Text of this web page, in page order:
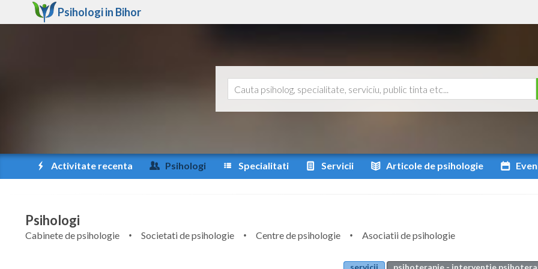
Psihologi in Bihor
Activitate recenta Psihologi Specialitati Servicii Articole de psihologie
Psihologi
Cabinete de psihologie Societati de psihologie Centre de psihologie
Asociatii de psihologie
servicii
psihoterapie - interventie